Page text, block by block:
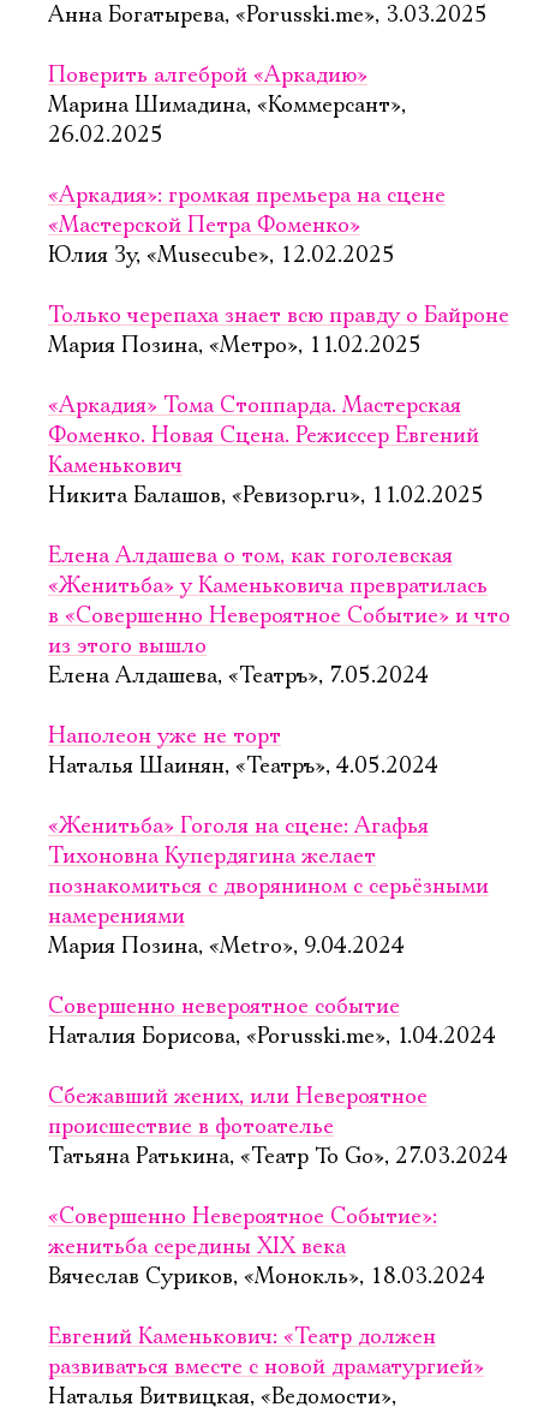
Анна Богатырева, «Porusski.me», 3.03.2025
Поверить алгеброй «Аркадию»
Марина Шимадина, «Коммерсант»,
26.02.2025
«Аркадия»: громкая премьера на сцене
«Мастерской Петра Фоменко»
Юлия Зу, «Musecube», 12.02.2025
Только черепаха знает всю правду о Байроне
Мария Позина, «Метро», 11.02.2025
«Аркадия» Тома Стоппарда. Мастерская
Фоменко. Новая Сцена. Режиссер Евгений
Каменькович
Никита Балашов, «Ревизор.ru», 11.02.2025
Елена Алдашева о том, как гоголевская
«Женитьба» у Каменьковича превратилась
в «Совершенно Невероятное Событие» и что
из этого вышло
Елена Алдашева, «Театръ», 7.05.2024
Наполеон уже не торт
Наталья Шаинян, «Театръ», 4.05.2024
«Женитьба» Гоголя на сцене: Агафья
Тихоновна Купердягина желает
познакомиться с дворянином с серьёзными
намерениями
Мария Позина, «Metro», 9.04.2024
Совершенно невероятное событие
Наталия Борисова, «Porusski.me», 1.04.2024
Сбежавший жених, или Невероятное
происшествие в фотоателье
Татьяна Ратькина, «Театр To Go», 27.03.2024
«Совершенно Невероятное Событие»:
женитьба середины XIX века
Вячеслав Суриков, «Монокль», 18.03.2024
Евгений Каменькович: «Театр должен
развиваться вместе с новой драматургией»
Наталья Витвицкая, «Ведомости»,